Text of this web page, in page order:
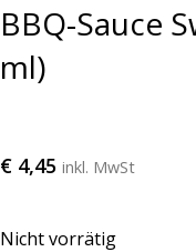
BBQ-Sauce
ml)
€ 4,45 inkl. MwSt
Nicht vorrätig